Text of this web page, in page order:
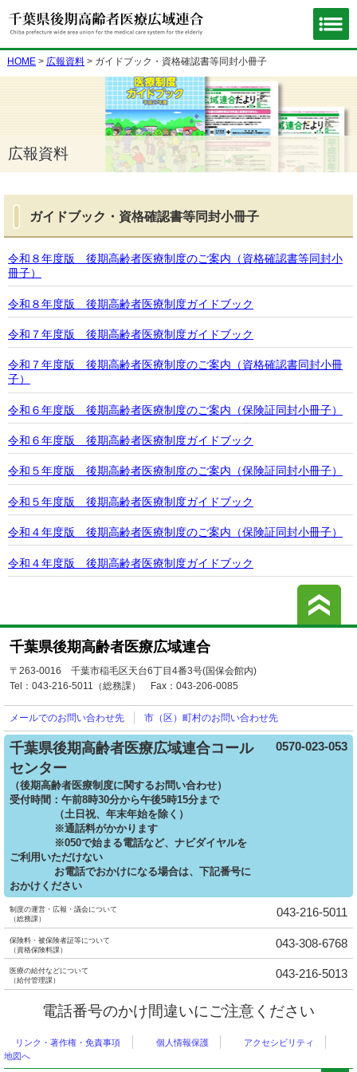
HOME > 広報資料 > ガイドブック・資格確認書等同封小冊子
広報資料
ガイドブック・資格確認書等同封小冊子
令和８年度版 後期高齢者医療制度のご案内（資格確認書等同封小
冊子）
令和８年度版 後期高齢者医療制度ガイドブック
令和７年度版 後期高齢者医療制度ガイドブック
令和７年度版 後期高齢者医療制度のご案内（資格確認書同封小冊
子）
令和６年度版 後期高齢者医療制度のご案内（保険証同封小冊子）
令和６年度版 後期高齢者医療制度ガイドブック
令和５年度版 後期高齢者医療制度のご案内（保険証同封小冊子）
令和５年度版 後期高齢者医療制度ガイドブック
令和４年度版 後期高齢者医療制度のご案内（保険証同封小冊子）
令和４年度版 後期高齢者医療制度ガイドブック
千葉県後期高齢者医療広域連合
〒263-0016 千葉市稲毛区天台6丁目4番3号(国保会館内)
Tel：043-216-5011（総務課） Fax：043-206-0085
メールでのお問い合わせ先 市（区）町村のお問い合わせ先
千葉県後期高齢者医療広域連合コール
センター
（後期高齢者医療制度に関するお問い合わせ）
受付時間：午前8時30分から午後5時15分まで
（土日祝、年末年始を除く）
※通話料がかかります
※050で始まる電話など、ナビダイヤルを
ご利用いただけない
お電話でおかけになる場合は、下記番号に
おかけください
0570-023-053
制度の運営・広報・議会について
（総務課）
043-216-5011
保険料・被保険者証等について
（資格保険料課）
043-308-6768
医療の給付などについて
（給付管理課）
043-216-5013
電話番号のかけ間違いにご注意ください
リンク・著作権・免責事項 個人情報保護
アクセシビリティ
地図へ